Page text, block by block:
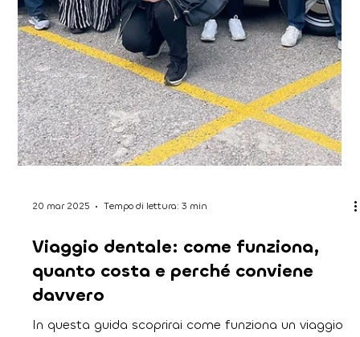
23 mar 2025 Tempo di lettura: 3 min